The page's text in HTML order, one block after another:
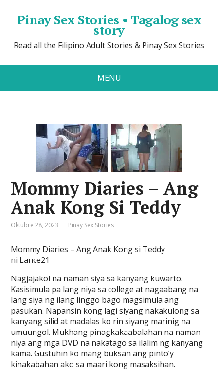
Pinay Sex Stories • Tagalog sex
story
Read all the Filipino Adult Stories & Pinay Sex Stories
MENU
Mommy Diaries – Ang
Anak Kong Si Teddy
Oktubre 28, 2023 Pinay Sex Stories
Mommy Diaries – Ang Anak Kong si Teddy
ni Lance21
Nagjajakol na naman siya sa kanyang kuwarto.
Kasisimula pa lang niya sa college at nagaabang na
lang siya ng ilang linggo bago magsimula ang
pasukan. Napansin kong lagi siyang nakakulong sa
kanyang silid at madalas ko rin siyang marinig na
umuungol. Mukhang pinagkakaabalahan na naman
niya ang mga DVD na nakatago sa ilalim ng kanyang
kama. Gustuhin ko mang buksan ang pinto’y
kinakabahan ako sa maari kong masaksihan.